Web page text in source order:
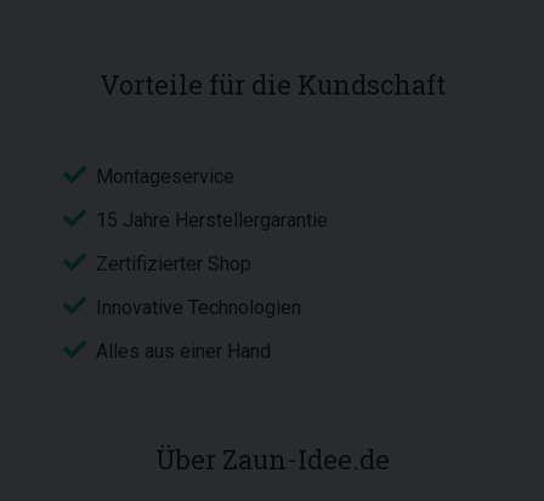
Vorteile für die Kundschaft
Montageservice
15 Jahre Herstellergarantie
Zertifizierter Shop
Innovative Technologien
Alles aus einer Hand
Über Zaun-Idee.de